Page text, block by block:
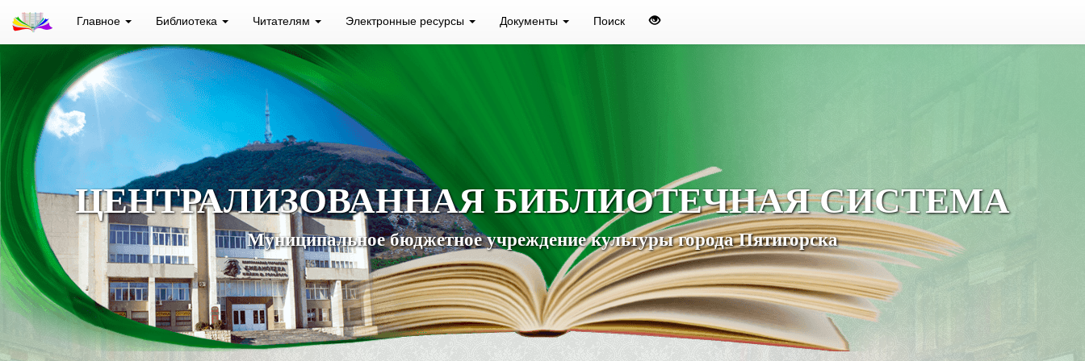
Главное Библиотека Читателям Электронные ресурсы Документы Поиск
ЦЕНТРАЛИЗОВАННАЯ БИБЛИОТЕЧНАЯ СИСТЕМА
Муниципальное бюджетное учреждение культуры города Пятигорска